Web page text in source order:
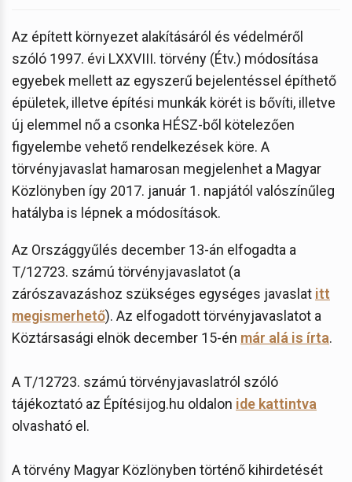
Az épített környezet alakításáról és védelméről
szóló 1997. évi LXXVIII. törvény (Étv.) módosítása
egyebek mellett az egyszerű bejelentéssel építhető
épületek, illetve építési munkák körét is bővíti, illetve
új elemmel nő a csonka HÉSZ-ből kötelezően
figyelembe vehető rendelkezések köre. A
törvényjavaslat hamarosan megjelenhet a Magyar
Közlönyben így 2017. január 1. napjától valószínűleg
hatályba is lépnek a módosítások.
Az Országgyűlés december 13-án elfogadta a
T/12723. számú törvényjavaslatot (a
zárószavazáshoz szükséges egységes javaslat itt
megismerhető). Az elfogadott törvényjavaslatot a
Köztársasági elnök december 15-én már alá is írta.
A T/12723. számú törvényjavaslatról szóló
tájékoztató az Építésijog.hu oldalon ide kattintva
olvasható el.
A törvény Magyar Közlönyben történő kihirdetését